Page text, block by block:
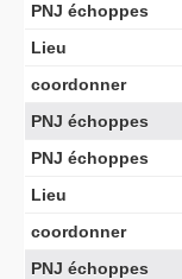
PNJ échoppes
Lieu
coordonner
PNJ échoppes
PNJ échoppes
Lieu
coordonner
PNJ échoppes